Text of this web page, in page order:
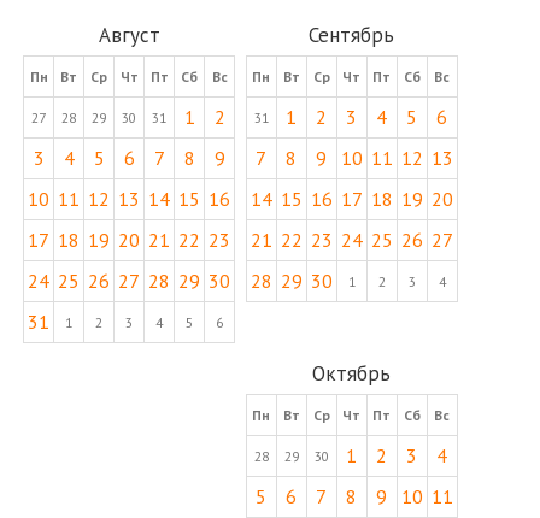
Август
Пн Вт Ср Чт Пт Сб Вс
27 28 29 30 31 1
2
3
4 5 6 7 8
9
10 11 12 13 14 15 16
17 18 19 20 21 22 23
24 25 26 27 28 29 30
31
1 2 3 4 5 6
Сентябрь
Пн Вт Ср Чт Пт Сб Вс
31 1 2 3 4 5
6
7
8 9 10 11 12 13
14 15 16 17 18 19 20
21 22 23 24 25 26 27
28 29 30 1 2 3 4
Октябрь
Пн Вт Ср Чт Пт Сб Вс
28 29 30 1 2 3
4
5
6 7 8 9 10 11